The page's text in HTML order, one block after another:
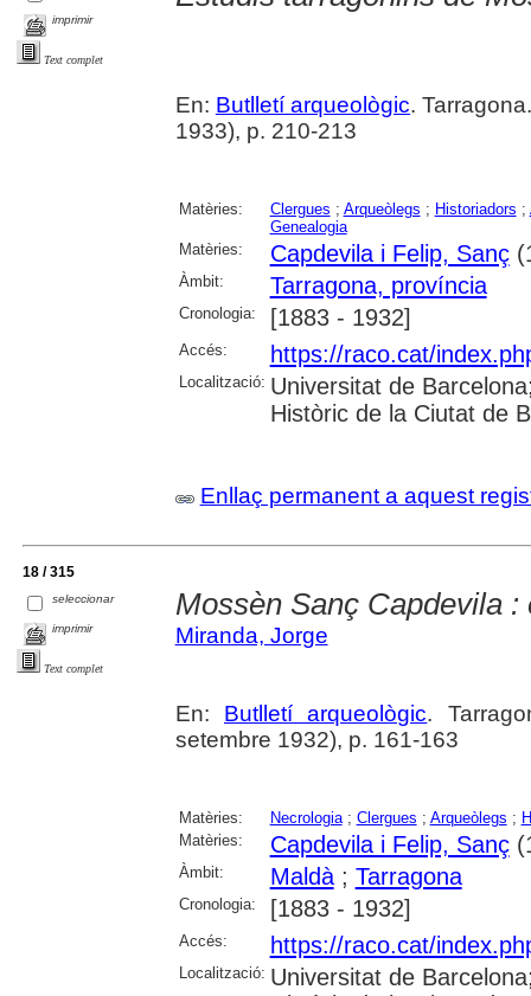
imprimir
Text complet
En: Butlletí arqueològic.
1933), p. 210-213
Matèries: Clergues ; Arqueòlegs ; Historiadors ;
Genealogia
Matèries:
Capdevila i Felip, Sanç
Àmbit: Tarragona, província
Cronologia: [1883 - 1932]
Accés: https://raco.cat/
Localització: Universitat de
Històric de la Ciutat de
Enllaç permanent a aquest
18 / 315
seleccionar
imprimir
Text complet
Mossèn Sanç Capdevila :
Miranda, Jorge
En: Butlletí arqueològic.
setembre 1932), p. 161-163
Matèries: Necrologia; Clergues ; Arqueòlegs ;
Matèries:
Capdevila i Felip, Sanç
Àmbit: Maldà; Tarragona
Cronologia: [1883 - 1932]
Accés: https://raco.cat/
Localització: Universitat de